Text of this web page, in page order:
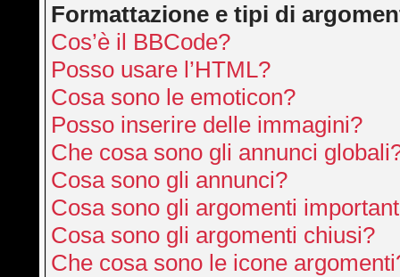
Formattazione e tipi di
Cos’è il BBCode?
Posso usare l’HTML?
Cosa sono le emoticon?
Posso inserire delle immagini?
Che cosa sono gli annunci
Cosa sono gli annunci?
Cosa sono gli argomenti
Cosa sono gli argomenti chiusi?
Che cosa sono le icone